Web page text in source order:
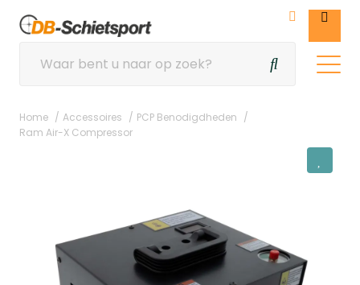
Home Accessoires
PCP Benodigdheden
Ram Air-X Compressor